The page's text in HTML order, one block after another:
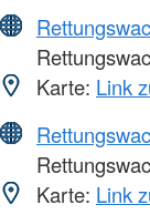
Karte: Link
Karte: Link